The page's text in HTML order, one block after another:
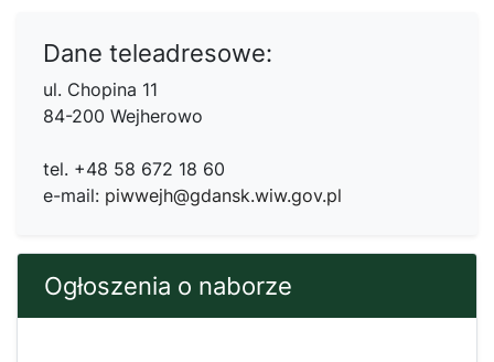
Dane teleadresowe:
ul. Chopina 11
84-200 Wejherowo
tel. +48 58 672 18 60
e-mail: piwwejh@gdansk.wiw.gov.pl
Ogłoszenia o naborze